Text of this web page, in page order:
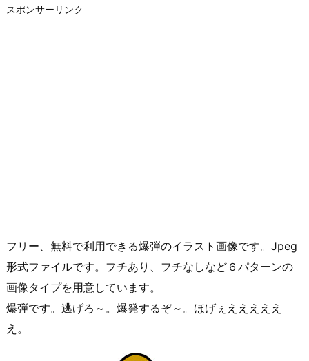
スポンサーリンク
フリー、無料で利用できる爆弾のイラスト画像です。Jpeg
形式ファイルです。フチあり、フチなしなど６パターンの
画像タイプを用意しています。
爆弾です。逃げろ～。爆発するぞ～。ほげぇえええええ
え。